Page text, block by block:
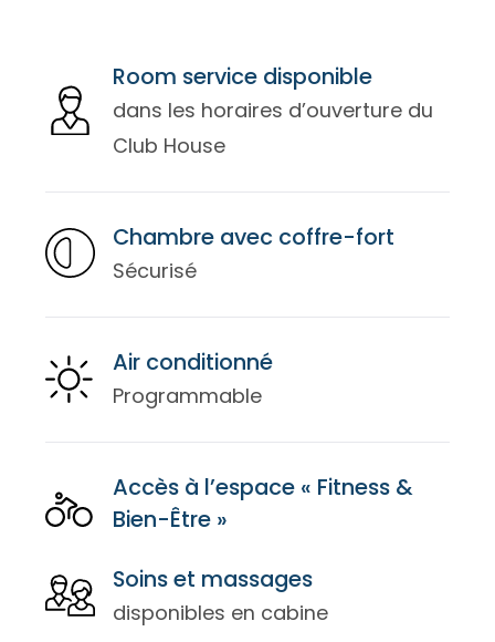
Room service disponible
dans les horaires d’ouverture du
Club House
Chambre avec coffre-fort
Sécurisé
Air conditionné
Programmable
Accès à l’espace « Fitness &
Bien-Être »
Soins et massages
disponibles en cabine